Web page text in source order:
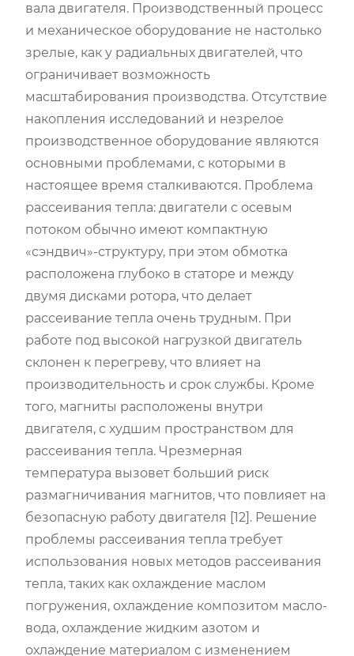
вала двигателя. Производственный процесс
и механическое оборудование не настолько
зрелые, как у радиальных двигателей, что
ограничивает возможность
масштабирования производства. Отсутствие
накопления исследований и незрелое
производственное оборудование являются
основными проблемами, с которыми в
настоящее время сталкиваются. Проблема
рассеивания тепла: двигатели с осевым
потоком обычно имеют компактную
«сэндвич»-структуру, при этом обмотка
расположена глубоко в статоре и между
двумя дисками ротора, что делает
рассеивание тепла очень трудным. При
работе под высокой нагрузкой двигатель
склонен к перегреву, что влияет на
производительность и срок службы. Кроме
того, магниты расположены внутри
двигателя, с худшим пространством для
рассеивания тепла. Чрезмерная
температура вызовет больший риск
размагничивания магнитов, что повлияет на
безопасную работу двигателя [12]. Решение
проблемы рассеивания тепла требует
использования новых методов рассеивания
тепла, таких как охлаждение маслом
погружения, охлаждение композитом масло-
вода, охлаждение жидким азотом и
охлаждение материалом с изменением